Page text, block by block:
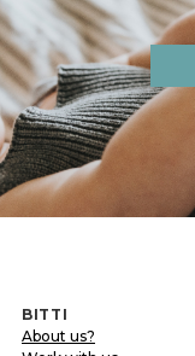
BITTI
About us?